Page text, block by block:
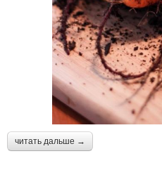
читать дальше →